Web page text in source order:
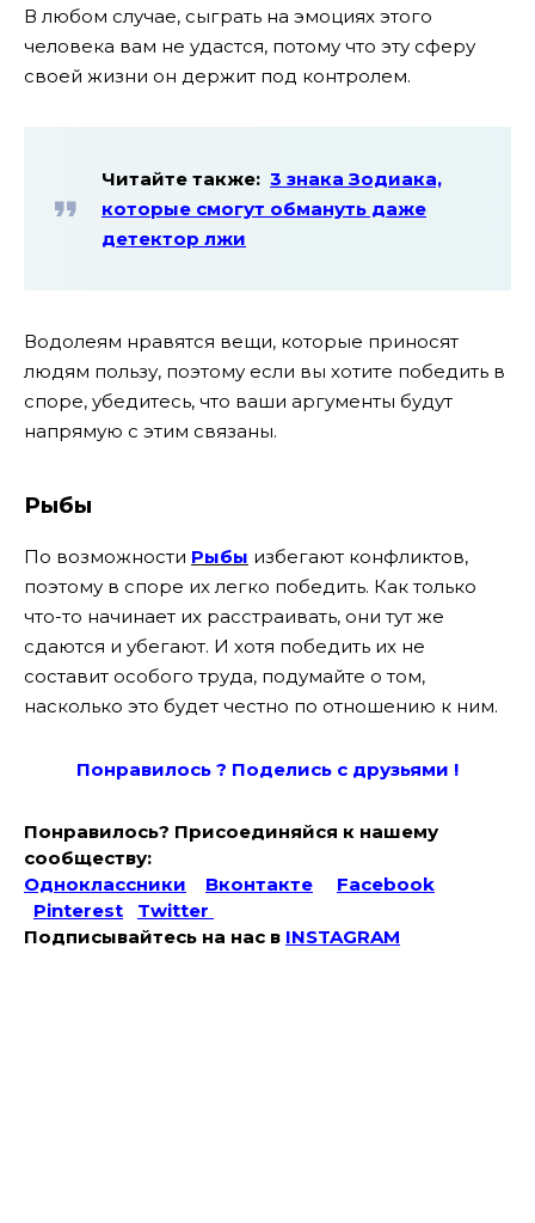
В любом случае, сыграть на эмоциях этого
человека вам не удастся, потому что эту сферу
своей жизни он держит под контролем.
Читайте также: 3 знака Зодиака,
которые смогут обмануть даже
детектор лжи
Водолеям нравятся вещи, которые приносят
людям пользу, поэтому если вы хотите победить в
споре, убедитесь, что ваши аргументы будут
напрямую с этим связаны.
Рыбы
По возможности Рыбы избегают конфликтов,
поэтому в споре их легко победить. Как только
что-то начинает их расстраивать, они тут же
сдаются и убегают. И хотя победить их не
составит особого труда, подумайте о том,
насколько это будет честно по отношению к ним.
Понравилось ? Поделись с друзьями !
Понравилось? Присоединяйся к нашему
сообществу:
Одноклассники
Вконтакте
Facebook
Pinterest
Twitter
Подписывайтесь на наc в INSTAGRAM